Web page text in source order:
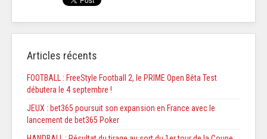
Articles récents
FOOTBALL : FreeStyle Football 2, le PRIME Open Bêta Test
débutera le 4 septembre !
JEUX : bet365 poursuit son expansion en France avec le
lancement de bet365 Poker